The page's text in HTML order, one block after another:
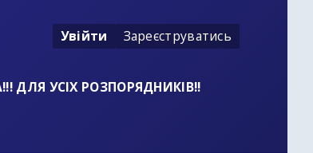
Увійти Зареєструватись
ДЛЯ УСІХ РОЗПОРЯДНИКІВ!!